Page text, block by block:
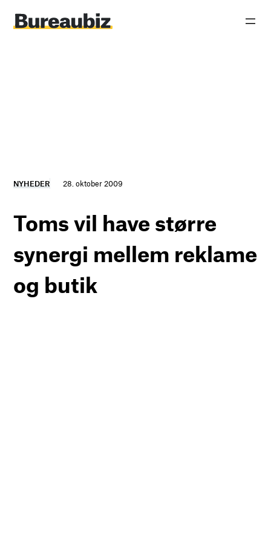
indhold
NYHEDER 28. oktober 2009
Toms vil have større
synergi mellem reklame
og butik